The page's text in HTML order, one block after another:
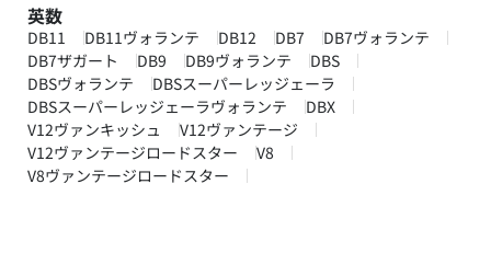
英数
DB11 DB11ヴォランテ DB12 DB7
DB7ヴォランテ
DB7ザガート
DB9 DB9ヴォランテ
DBS
DBSヴォランテ
DBSスーパーレッジェーラ
DBSスーパーレッジェーラヴォランテ
DBX
V12ヴァンキッシュ
V12ヴァンテージ
V12ヴァンテージロードスター
V8
V8ヴァンテージロードスター